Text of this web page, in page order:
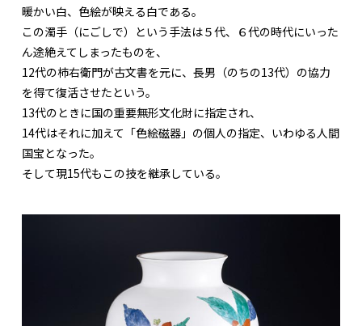
暖かい白、色絵が映える白である。
この濁手（にごしで）という手法は５代、６代の時代にいった
ん途絶えてしまったものを、
12代の柿右衛門が古文書を元に、長男（のちの13代）の協力
を得て復活させたという。
13代のときに国の重要無形文化財に指定され、
14代はそれに加えて「色絵磁器」の個人の指定、いわゆる人間
国宝となった。
そして現15代もこの技を継承している。